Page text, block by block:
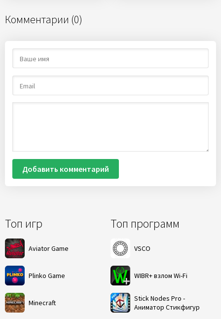
Топ игр
Aviator Game
Plinko Game
Minecraft
Топ программ
VSCO
WIBR+ взлом Wi-Fi
Stick Nodes Pro -
Аниматор Стикфигур
Комментарии (0)
Добавить комментарий